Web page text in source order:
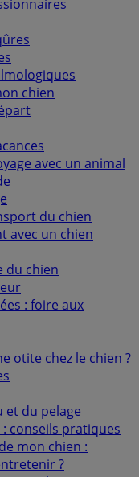
chien
avec un animal
du chien
avec un chien
du chien
: foire aux
otite chez le chien ?
et du pelage
conseils pratiques
mon chien :
?